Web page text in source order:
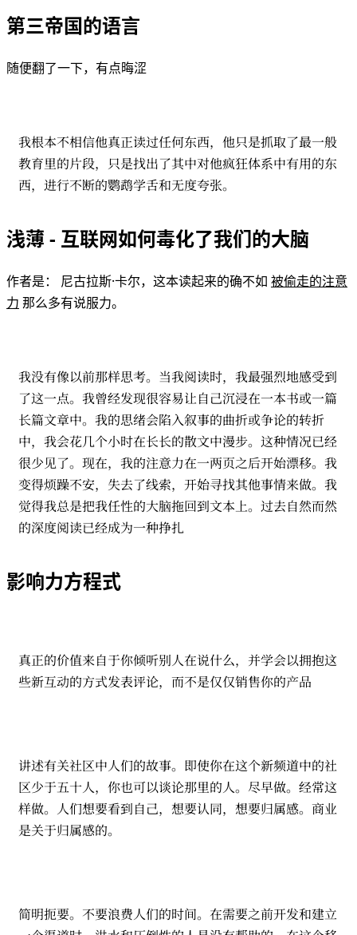
第三帝国的语言
随便翻了一下，有点晦涩
我根本不相信他真正读过任何东西，他只是抓取了最一般
教育里的片段，只是找出了其中对他疯狂体系中有用的东
西，进行不断的鹦鹉学舌和无度夸张。
浅薄 - 互联网如何毒化了我们的大脑
作者是： 尼古拉斯·卡尔，这本读起来的确不如 被偷走的注意
力 那么多有说服力。
我没有像以前那样思考。当我阅读时，我最强烈地感受到
了这一点。我曾经发现很容易让自己沉浸在一本书或一篇
长篇文章中。我的思绪会陷入叙事的曲折或争论的转折
中，我会花几个小时在长长的散文中漫步。这种情况已经
很少见了。现在，我的注意力在一两页之后开始漂移。我
变得烦躁不安，失去了线索，开始寻找其他事情来做。我
觉得我总是把我任性的大脑拖回到文本上。过去自然而然
的深度阅读已经成为一种挣扎
影响力方程式
真正的价值来自于你倾听别人在说什么，并学会以拥抱这
些新互动的方式发表评论，而不是仅仅销售你的产品
讲述有关社区中人们的故事。即使你在这个新频道中的社
区少于五十人，你也可以谈论那里的人。尽早做。经常这
样做。人们想要看到自己，想要认同，想要归属感。商业
是关于归属感的。
简明扼要。不要浪费人们的时间。在需要之前开发和建立